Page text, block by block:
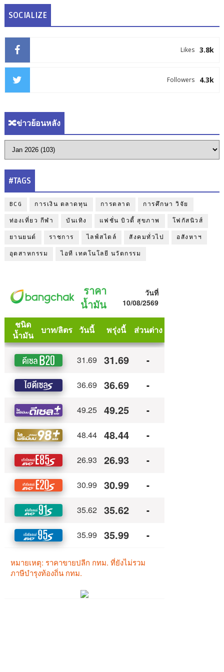
SOCIALIZE
3.8k
Likes
4.3k
Followers
🔀ข่าวย้อนหลัง
#TAGS
BCG การเงิน ตลาดทุน การตลาด การศึกษา วิจัย
ท่องเที่ยว กีฬา บันเทิง แฟชั่น บิวตี้ สุขภาพ โฟกัสนิวส์
ยานยนต์ ราชการ ไลฟ์สไตล์ สังคมทั่วไป อสังหาฯ
อุตสาหกรรม ไอที เทคโนโลยี นวัตกรรม